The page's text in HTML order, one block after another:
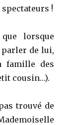
!
lorsque
parler de lui,
famille des
cousin…).
trouvé de